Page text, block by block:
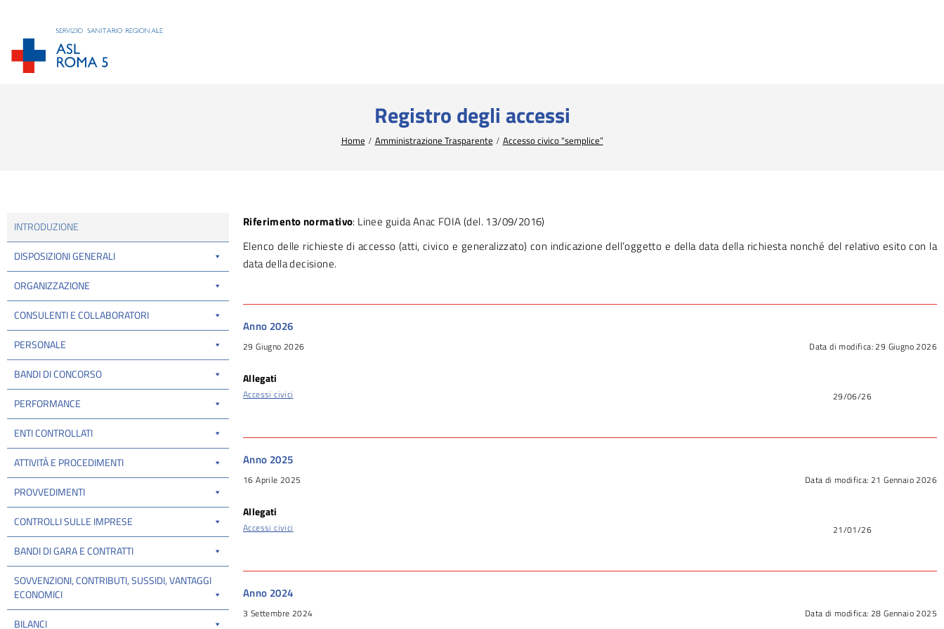
Registro degli accessi
Home Amministrazione Trasparente Accesso civico “semplice”
INTRODUZIONE
DISPOSIZIONI GENERALI
ORGANIZZAZIONE
CONSULENTI E COLLABORATORI
PERSONALE
BANDI DI CONCORSO
PERFORMANCE
ENTI CONTROLLATI
ATTIVITÀ E PROCEDIMENTI
PROVVEDIMENTI
CONTROLLI SULLE IMPRESE
BANDI DI GARA E CONTRATTI
SOVVENZIONI, CONTRIBUTI, SUSSIDI, VANTAGGI
ECONOMICI
BILANCI
Riferimento normativo: Linee guida Anac FOIA (del. 13/09/2016)
Elenco delle richieste di accesso (atti, civico e generalizzato) con indicazione dell’oggetto e della data della richiesta nonché del relativo esito con la
data della decisione.
Anno 2026
Data di modifica:29 Giugno 2026
29 Giugno 2026
Allegati
Accessi civici 29/06/26
Anno 2025
Data di modifica: 21 Gennaio 2026
16 Aprile 2025
Allegati
Accessi civici 21/01/26
Anno 2024
Data di modifica: 28 Gennaio 2025
3 Settembre 2024